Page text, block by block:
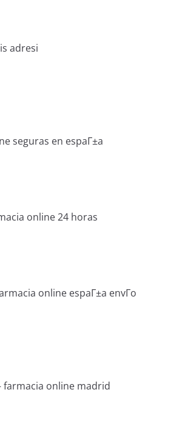
adresi
seguras en espaГ±a
online 24 horas
online espaГ±a envГ­o
farmacia online madrid